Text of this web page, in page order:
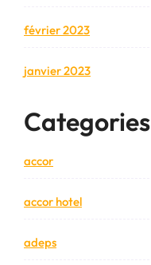
février 2023
janvier 2023
Categories
accor
accor hotel
adeps